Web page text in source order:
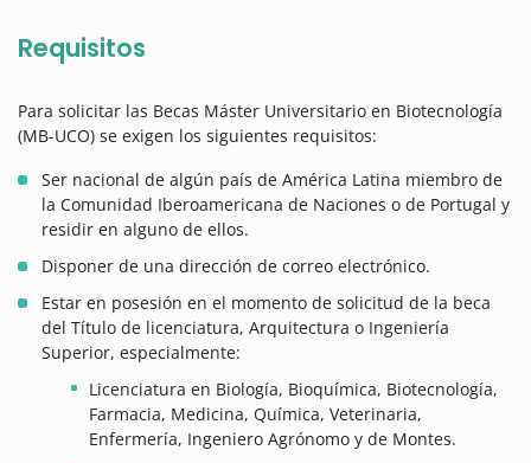
Requisitos
Para solicitar las Becas Máster Universitario en Biotecnología
(MB-UCO) se exigen los siguientes requisitos:
Ser nacional de algún país de América Latina miembro de
la Comunidad Iberoamericana de Naciones o de Portugal y
residir en alguno de ellos.
Disponer de una dirección de correo electrónico.
Estar en posesión en el momento de solicitud de la beca
del Título de licenciatura, Arquitectura o Ingeniería
Superior, especialmente:
Licenciatura en Biología, Bioquímica, Biotecnología,
Farmacia, Medicina, Química, Veterinaria,
Enfermería, Ingeniero Agrónomo y de Montes.